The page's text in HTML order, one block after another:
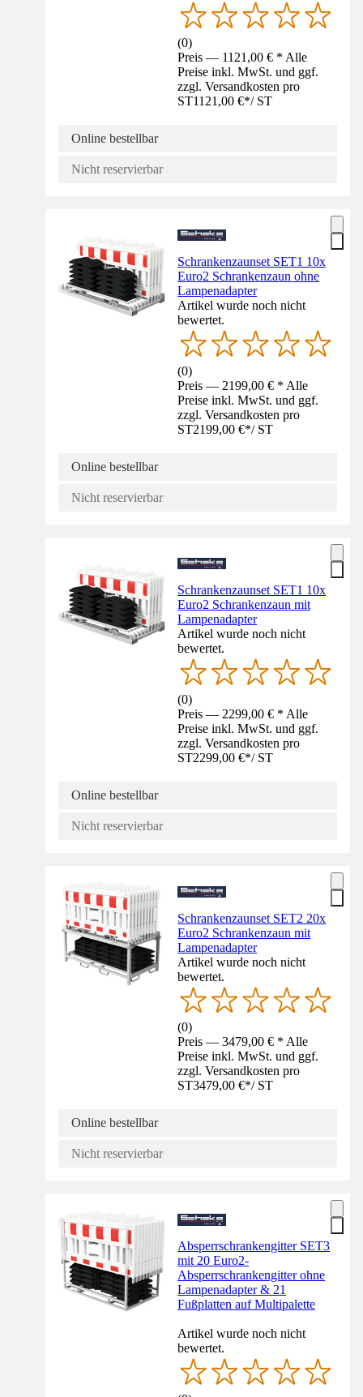
(0)
Preis — 1121,00 € * Alle
Preise inkl. MwSt. und ggf.
zzgl. Versandkosten pro
ST1121,00 €*/ ST
Online bestellbar
Nicht reservierbar
Schrankenzaunset SET1 10x
Euro2 Schrankenzaun ohne
Lampenadapter
Artikel wurde noch nicht
bewertet.
(0)
Preis — 2199,00 € * Alle
Preise inkl. MwSt. und ggf.
zzgl. Versandkosten pro
ST2199,00 €*/ ST
Online bestellbar
Nicht reservierbar
Schrankenzaunset SET1 10x
Euro2 Schrankenzaun mit
Lampenadapter
Artikel wurde noch nicht
bewertet.
(0)
Preis — 2299,00 € * Alle
Preise inkl. MwSt. und ggf.
zzgl. Versandkosten pro
ST2299,00 €*/ ST
Online bestellbar
Nicht reservierbar
Schrankenzaunset SET2 20x
Euro2 Schrankenzaun mit
Lampenadapter
Artikel wurde noch nicht
bewertet.
(0)
Preis — 3479,00 € * Alle
Preise inkl. MwSt. und ggf.
zzgl. Versandkosten pro
ST3479,00 €*/ ST
Online bestellbar
Nicht reservierbar
Absperrschrankengitter SET3
mit 20 Euro2-
Absperrschrankengitter ohne
Lampenadapter & 21
Fußplatten auf Multipalette
Artikel wurde noch nicht
bewertet.